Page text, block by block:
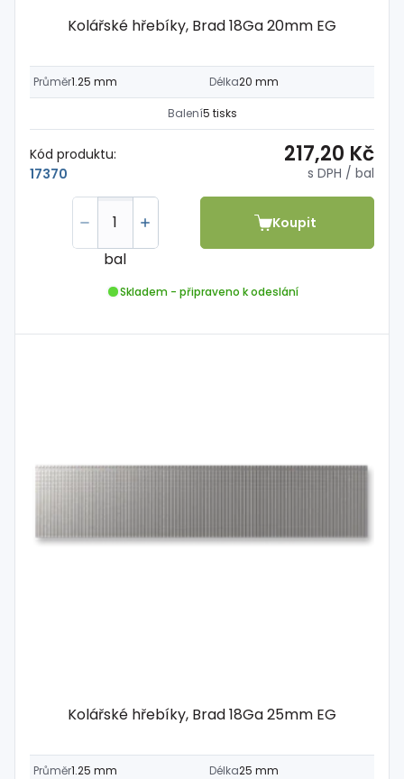
Kolářské hřebíky, Brad 18Ga 20mm EG
Průměr1.25 mm Délka20 mm
Balení5 tisks
Kód produktu:
17370
217,20 Kč
s DPH / bal
bal
Koupit
Skladem - připraveno k odeslání
Kolářské hřebíky, Brad 18Ga 25mm EG
Průměr1.25 mm Délka25 mm